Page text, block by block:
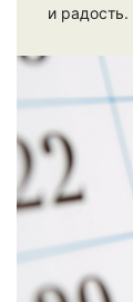
и радость.